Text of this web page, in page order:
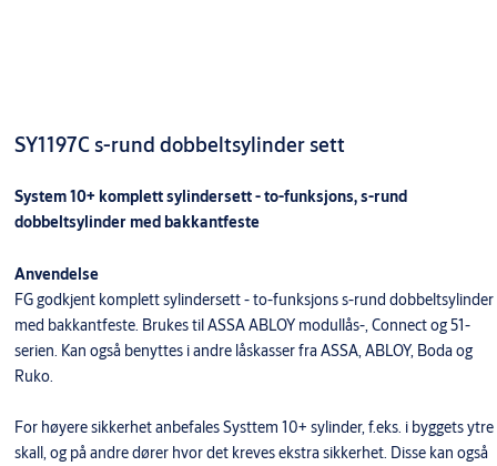
SY1197C s-rund dobbeltsylinder sett
System 10+ komplett sylindersett - to-funksjons, s-rund
dobbeltsylinder med bakkantfeste
Anvendelse
FG godkjent komplett sylindersett - to-funksjons s-rund dobbeltsylinder
med bakkantfeste. Brukes til ASSA ABLOY modullås-, Connect og 51-
serien. Kan også benyttes i andre låskasser fra ASSA, ABLOY, Boda og
Ruko.
For høyere sikkerhet anbefales Systtem 10+ sylinder, f.eks. i byggets ytre
skall, og på andre dører hvor det kreves ekstra sikkerhet. Disse kan også